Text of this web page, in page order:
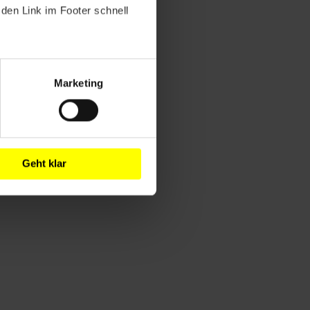
Link im Footer schnell
Marketing
Geht klar